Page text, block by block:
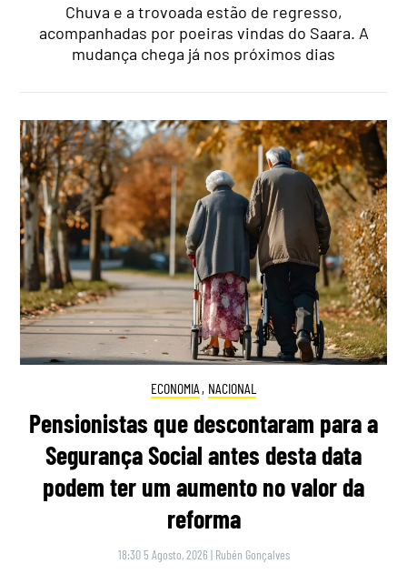
Chuva e a trovoada estão de regresso,
acompanhadas por poeiras vindas do Saara. A
mudança chega já nos próximos dias
ECONOMIA , NACIONAL
Pensionistas que descontaram para a
Segurança Social antes desta data
podem ter um aumento no valor da
reforma
18:30 5 Agosto, 2026 | Rubén Gonçalves